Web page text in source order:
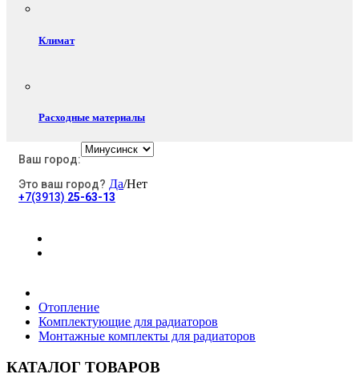
Климат
Расходные материалы
Электротовары
Ваш город:
Это ваш город? Да/Нет
+7(3913) 25-63-13
Отопление
Комплектующие для радиаторов
Монтажные комплекты для радиаторов
КАТАЛОГ ТОВАРОВ